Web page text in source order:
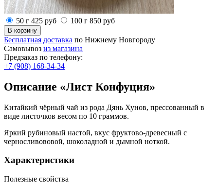
50 г 425 руб 100 г 850 руб
Бесплатная доставка по Нижнему Новгороду
Самовывоз из магазина
Предзаказ по телефону:
+7 (908) 168-34-34
Описание «Лист Конфуция»
Китайкий чёрный чай из рода Дянь Хунов, прессованный в
виде листочков весом по 10 граммов.
Яркий рубиновый настой, вкус фруктово-древесный с
черносливововой, шоколадной и дымной ноткой.
Характеристики
Полезные свойства